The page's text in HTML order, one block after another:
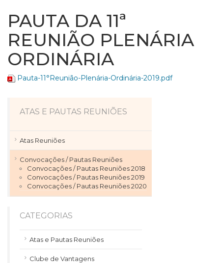
PAUTA DA 11ª
REUNIÃO PLENÁRIA
ORDINÁRIA
Pauta-11°Reunião-Plenária-Ordinária-2019.pdf
ATAS E PAUTAS REUNIÕES
Atas Reuniões
Convocações / Pautas Reuniões
Convocações / Pautas Reuniões 2018
Convocações / Pautas Reuniões 2019
Convocações / Pautas Reuniões 2020
CATEGORIAS
Atas e Pautas Reuniões
Clube de Vantagens